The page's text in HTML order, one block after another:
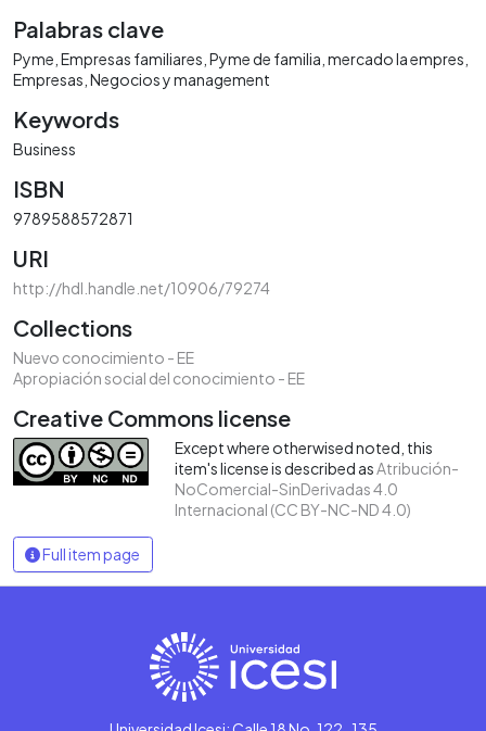
Palabras clave
Pyme Empresas familiares Pyme de familia mercado la empres
Empresas Negocios y management
Keywords
Business
ISBN
9789588572871
URI
http://hdl.handle.net/10906/79274
Collections
Nuevo conocimiento - EE
Apropiación social del conocimiento - EE
Creative Commons license
Except where otherwised noted, this
item's license is described asAtribución-
NoComercial-SinDerivadas 4.0
Internacional (CC BY-NC-ND 4.0)
Full item page